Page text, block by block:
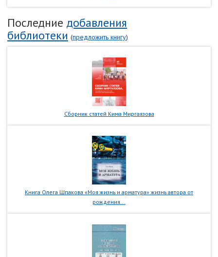
Последние добавления
библиотеки (предложить книгу)
Сборник статей Кима Миргаязова
Книга Олега Шпакова «Моя жизнь и арматура» жизнь автора от
рождения...